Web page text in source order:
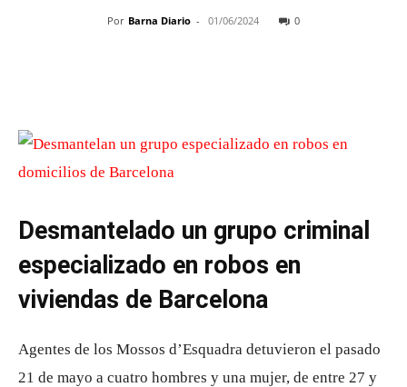
Por Barna Diario - 01/06/2024 0
Desmantelado un grupo criminal
especializado en robos en
viviendas de Barcelona
Agentes de los Mossos d’Esquadra detuvieron el pasado
21 de mayo a cuatro hombres y una mujer, de entre 27 y